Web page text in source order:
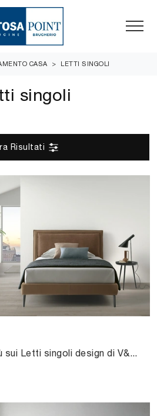
CASA > LETTI SINGOLI
singoli
Risultati
Clicca e scopri di più sui Letti singoli design di V&Nice! Il modello Wiki in tessuto ti aspetta.